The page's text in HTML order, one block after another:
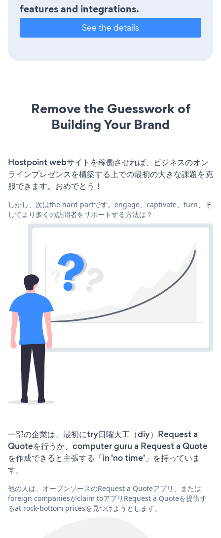
features and integrations.
See the details
Remove the Guesswork of
Building Your Brand
Hostpoint webサイトを稼働させれば、ビジネスのオン
ラインプレゼンスを構築する上での最初の大きな課題を克
服できます。おめでとう！
しかし、次はthe hard partです。engage、captivate、turn、そ
してより多くの訪問者をサポートする方法は？
一部の企業は、最初にtry日曜大工（diy）Request a
Quoteを行うか、computer guru a Request a Quote
を作成できると主張する「in 'no time'」を持っていま
す。
他の人は、オープンソースのRequest a Quoteアプリ、または
foreign companiesがclaim toアプリRequest a Quoteを提供す
るat rock-bottom pricesを見つけようとします。